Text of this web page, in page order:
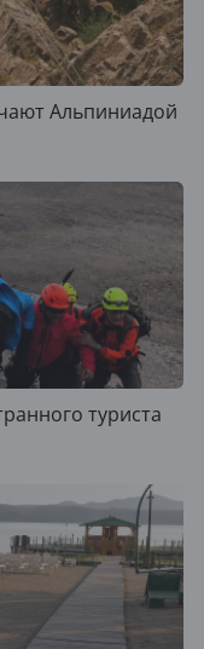
Альпиниадой
туриста